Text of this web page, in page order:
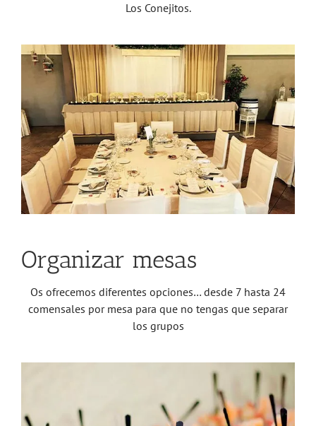
Los Conejitos.
Organizar mesas
Os ofrecemos diferentes opciones… desde 7 hasta 24
comensales por mesa para que no tengas que separar
los grupos